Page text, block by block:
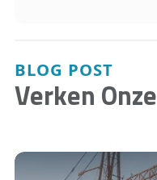
BLOG POST
Verken Onze